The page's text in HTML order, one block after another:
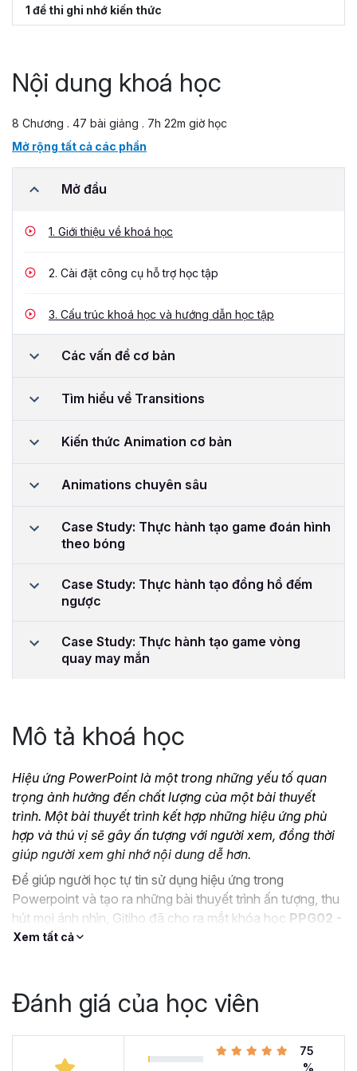
1 đề thi ghi nhớ kiến thức
Nội dung khoá học
8 Chương . 47 bài giảng . 7h 22m giờ học
Mở rộng tất cả các phần
Mở đầu
1. Giới thiệu về khoá học
2. Cài đặt công cụ hỗ trợ học tập
3. Cấu trúc khoá học và hướng dẫn học tập
Các vấn đề cơ bản
Tìm hiểu về Transitions
Kiến thức Animation cơ bản
Animations chuyên sâu
Case Study: Thực hành tạo game đoán hình
theo bóng
Case Study: Thực hành tạo đồng hồ đếm
ngược
Case Study: Thực hành tạo game vòng
quay may mắn
Mô tả khoá học
Hiệu ứng PowerPoint là một trong những yếu tố quan
trọng ảnh hưởng đến chất lượng của một bài thuyết
trình. Một bài thuyết trình kết hợp những hiệu ứng phù
hợp và thú vị sẽ gây ấn tượng với người xem, đồng thời
giúp người xem ghi nhớ nội dung dễ hơn.
Để giúp người học tự tin sử dụng hiệu ứng trong
Powerpoint và tạo ra những bài thuyết trình ấn tượng, thu
hút mọi ánh nhìn, Gitiho đã cho ra mắt khóa học PPG02 -
Hiệu ứng Powerpoint từ cơ bản đến nâng cao
áp dụng với Transition và Animation. Hoàn thành khóa
học, bạn có thể tự tin chinh phục mọi hiệu ứng trong
Powerpoint
Xem tất cả
Đánh giá của học viên
75
%